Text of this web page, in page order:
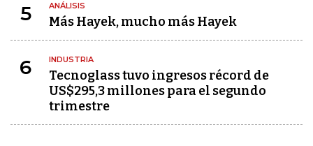
5 ANÁLISIS
Más Hayek, mucho más Hayek
6 INDUSTRIA
Tecnoglass tuvo ingresos récord de
US$295,3 millones para el segundo
trimestre